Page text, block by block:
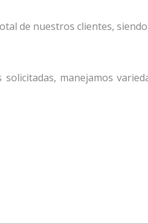
de nuestros clientes,
solicitadas, manejamos